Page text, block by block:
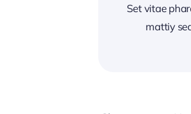
Set vitae
mattiy